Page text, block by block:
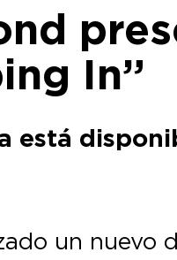
In”
está
un nuevo